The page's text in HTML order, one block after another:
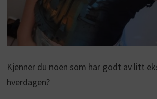
Kjenner du noen som har godt av litt
hverdagen?